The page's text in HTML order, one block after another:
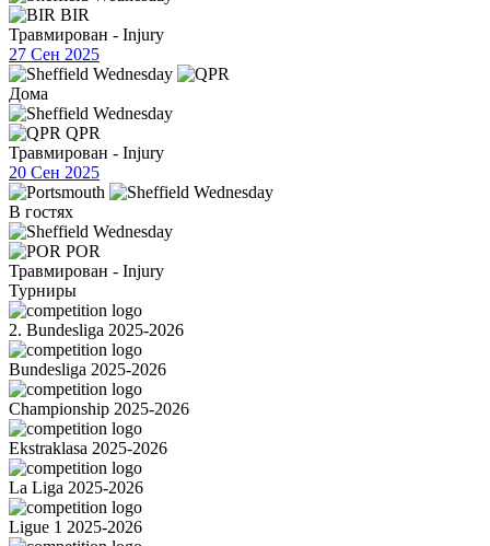
BIR
Травмирован - Injury
27 Сен 2025
Дома
QPR
Травмирован - Injury
20 Сен 2025
В гостях
POR
Травмирован - Injury
Турниры
2. Bundesliga 2025-2026
Bundesliga 2025-2026
Championship 2025-2026
Ekstraklasa 2025-2026
La Liga 2025-2026
Ligue 1 2025-2026